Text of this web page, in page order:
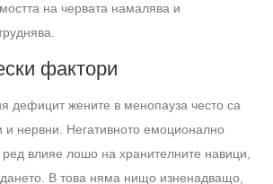
на червата намалява и
фактори
дефицит жените в менопауза често са
и нервни. Негативното емоционално
влияе лошо на хранителните навици,
В това няма нищо изненадващо,